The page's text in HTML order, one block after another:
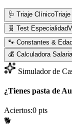
🩺 Triaje ClínicoTriaje
🧬 Test Especialidad
🐾 Constantes &
💰 Calculadora
Simulador de
¿Tienes pasta de
Aciertos:0 pts
🐕